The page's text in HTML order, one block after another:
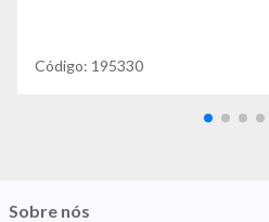
Código: 195330
Sobre nós